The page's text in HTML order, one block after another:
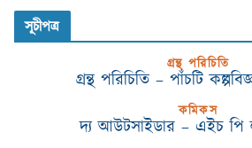
সূচীপত্র
গ্রন্থ পরিচিতি
গ্রন্থ পরিচিতি – পাঁচটি
কমিকস
দ্য আউটসাইডার – এইচ পি